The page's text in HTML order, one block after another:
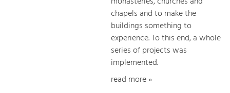
chapels and to make the
buildings something to
experience. To this end, a whole
series of projects was
implemented.
read more »